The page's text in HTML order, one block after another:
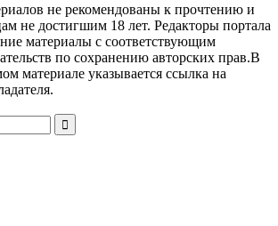
не рекомендованы к прочтению и
не достигшим 18 лет. Редакторы портала
материалы с соответствующим
по сохранению авторских прав.В
материале указывается ссылка на